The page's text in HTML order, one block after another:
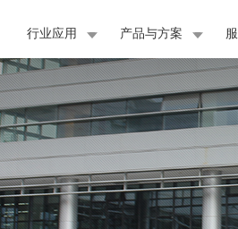
行业应用 产品与方案